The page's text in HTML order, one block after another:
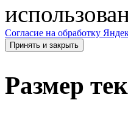
Согласие на обработку
Принять и закрыть
Размер